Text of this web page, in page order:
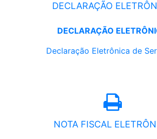
DECLARAÇÃO
DECLARAÇÃO
Declaração Eletrônica de
NOTA FISCAL